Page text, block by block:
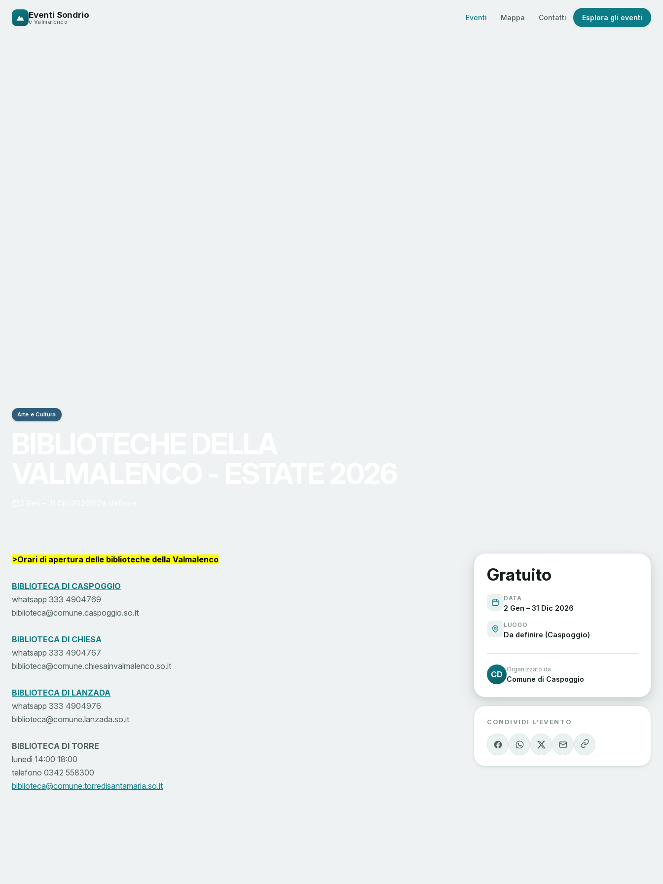
Eventi Sondrio
e Valmalenco Eventi Mappa Contatti Esplora gli eventi
Arte e Cultura
>Orari di apertura delle biblioteche della Valmalenco
BIBLIOTECA DI CASPOGGIO
whatsapp 333 4904769
biblioteca@comune.caspoggio.so.it
BIBLIOTECA DI CHIESA
whatsapp 333 4904767
biblioteca@comune.chiesainvalmalenco.so.it
BIBLIOTECA DI LANZADA
whatsapp 333 4904976
biblioteca@comune.lanzada.so.it
BIBLIOTECA DI TORRE
lunedì 14:00 18:00
telefono 0342 558300
biblioteca@comune.torredisantamaria.so.it
Gratuito
DATA
2 Gen – 31 Dic 2026
LUOGO
Da definire (Caspoggio)
CD
Organizzato da
Comune di Caspoggio
CONDIVIDI L'EVENTO